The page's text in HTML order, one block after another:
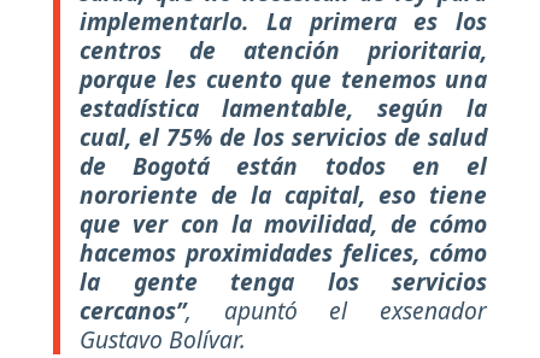
implementarlo. La primera es los
centros de atención prioritaria,
porque les cuento que tenemos una
estadística lamentable, según la
cual, el 75% de los servicios de salud
de Bogotá están todos en el
nororiente de la capital, eso tiene
que ver con la movilidad, de cómo
hacemos proximidades felices, cómo
la gente tenga los servicios
cercanos”, apuntó el exsenador
Gustavo Bolívar.